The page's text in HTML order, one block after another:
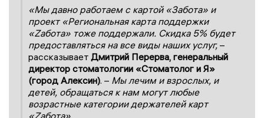
«Мы давно работаем с картой «Забота» и
проект «Региональная карта поддержки
«Zабота» тоже поддержали. Скидка 5% будет
предоставляться на все виды наших услуг, –
рассказывает Дмитрий Перерва, генеральный
директор стоматологии «Стоматолог и Я»
(город Алексин). – Мы лечим и взрослых, и
детей, обращаться к нам могут любые
возрастные категории держателей карт